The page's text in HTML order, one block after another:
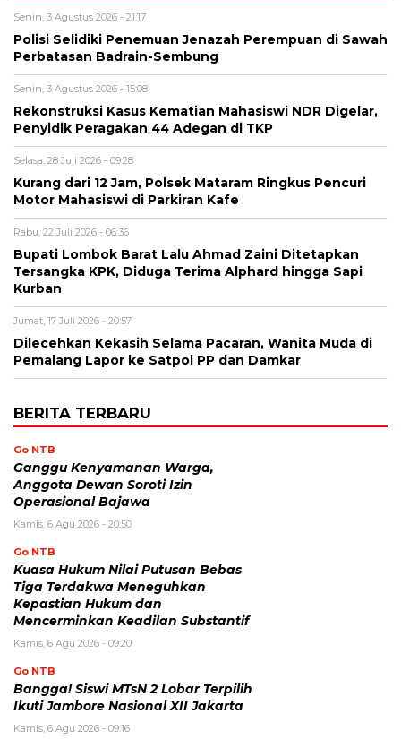
Senin, 3 Agustus 2026 - 21:17
Polisi Selidiki Penemuan Jenazah Perempuan di Sawah
Perbatasan Badrain-Sembung
Senin, 3 Agustus 2026 - 15:08
Rekonstruksi Kasus Kematian Mahasiswi NDR Digelar,
Penyidik Peragakan 44 Adegan di TKP
Selasa, 28 Juli 2026 - 09:28
Kurang dari 12 Jam, Polsek Mataram Ringkus Pencuri
Motor Mahasiswi di Parkiran Kafe
Rabu, 22 Juli 2026 - 06:36
Bupati Lombok Barat Lalu Ahmad Zaini Ditetapkan
Tersangka KPK, Diduga Terima Alphard hingga Sapi
Kurban
Jumat, 17 Juli 2026 - 20:57
Dilecehkan Kekasih Selama Pacaran, Wanita Muda di
Pemalang Lapor ke Satpol PP dan Damkar
BERITA TERBARU
Go NTB
Ganggu Kenyamanan Warga,
Anggota Dewan Soroti Izin
Operasional Bajawa
Kamis, 6 Agu 2026 - 20:50
Go NTB
Kuasa Hukum Nilai Putusan Bebas
Tiga Terdakwa Meneguhkan
Kepastian Hukum dan
Mencerminkan Keadilan Substantif
Kamis, 6 Agu 2026 - 09:20
Go NTB
Bangga! Siswi MTsN 2 Lobar Terpilih
Ikuti Jambore Nasional XII Jakarta
Kamis, 6 Agu 2026 - 09:16